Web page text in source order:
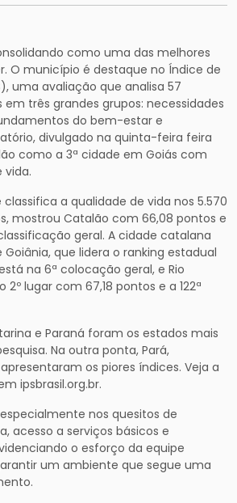
como uma das melhores
O município é destaque no Índice de
uma avaliação que analisa 57
em três grandes grupos: necessidades
do bem-estar e
divulgado na quinta-feira feira
como a 3ª cidade em Goiás com
vida.
classifica a qualidade de vida nos 5.570
mostrou Catalão com 66,08 pontos e
geral. A cidade catalana
que lidera o ranking estadual
na 6ª colocação geral, e Rio
lugar com 67,18 pontos e a 122ª
e Paraná foram os estados mais
Na outra ponta, Pará,
os piores índices. Veja a
ipsbrasil.org.br.
nos quesitos de
acesso a serviços básicos e
o esforço da equipe
um ambiente que segue uma